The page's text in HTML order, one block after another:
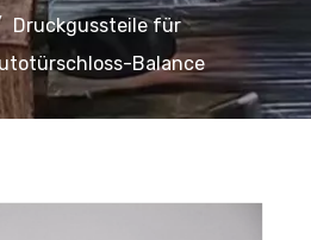
Druckgussteile für
Balance